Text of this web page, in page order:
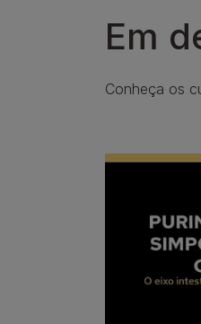
Em
Conheça os